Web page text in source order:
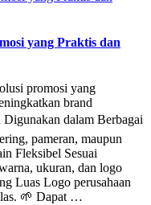
yang Praktis dan
promosi yang
brand
dalam Berbagai
pameran, maupun
Fleksibel Sesuai
ukuran, dan logo
Luas Logo perusahaan
🌱 Dapat …